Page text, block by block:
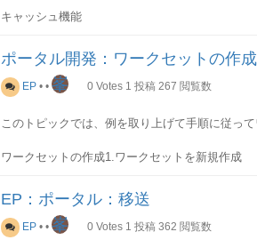
IUser user = //TODO Get the user for whom
uwlContext.setUser(user);
// begin session IUWLSession uwlSession;
uwlSession =
uwlContext.setSession(uwlSession);
QueryResult result =
Item item = null;
// item.getSubject() can give you Task's
//
// (a check for null should be added also to
ポータルが動くアプリケーションサーバと別の
ことも可能ですが、例では「Local」にします。
4.アプリケーションを指定
対象のWeb Dynpro Javaアプリケーションを選
4.iViewの属性を入力
5.iViewの作成を完了
キャッシュ機能
システムイメージ
キャッシュを使用したUWL表示のシステムイメ
キャッシュされたアイテムは、UWL稼働サーバ
UWLキャッシュの更新
以下の図で示されたように、いまの設定では、
と同期化を取っております。ログオン処理による
ユーザがログオンしたときに、UWLキャッシュ
ポータル開発：ワークセットの作成
EP ••峯 0 Votes 1 投稿 267 閲覧数
このトピックでは、例を取り上げて手順に従っ
ワークセットの作成1.ワークセットを新規作成
2.ワークセットの属性を入力
ワークセットの名前、IDなどの属性を入力します
EP：ポータル：移送
EP ••峯 0 Votes 1 投稿 362 閲覧数